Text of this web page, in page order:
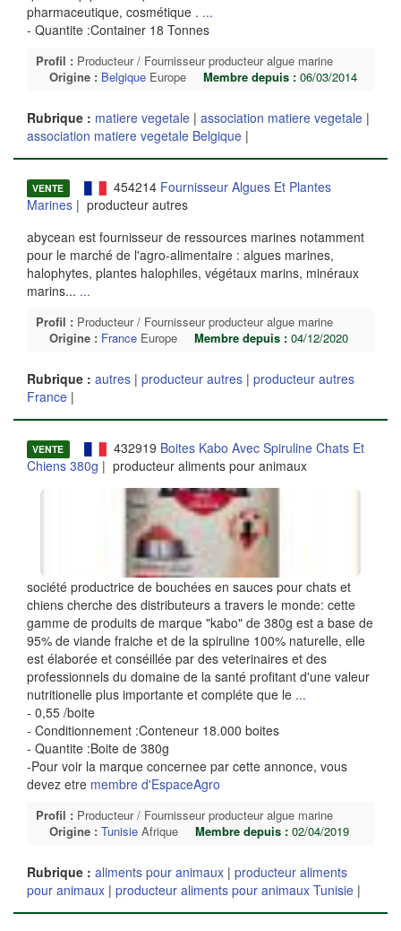
pharmaceutique, cosmétique . ...
- Quantite :Container 18 Tonnes
Profil : Producteur / Fournisseur producteur algue marine
Origine : Belgique Europe Membre depuis : 06/03/2014
Rubrique : matiere vegetale | association matiere vegetale |
association matiere vegetale Belgique |
VENTE 454214 Fournisseur Algues Et Plantes
Marines | producteur autres
abycean est fournisseur de ressources marines notamment
pour le marché de l'agro-alimentaire : algues marines,
halophytes, plantes halophiles, végétaux marins, minéraux
marins... ...
Profil : Producteur / Fournisseur producteur algue marine
Origine : France Europe Membre depuis : 04/12/2020
Rubrique : autres | producteur autres | producteur autres
France |
VENTE 432919 Boites Kabo Avec Spiruline Chats Et
Chiens 380g | producteur aliments pour animaux
société productrice de bouchées en sauces pour chats et
chiens cherche des distributeurs a travers le monde: cette
gamme de produits de marque "kabo" de 380g est a base de
95% de viande fraiche et de la spiruline 100% naturelle, elle
est élaborée et conséillée par des veterinaires et des
professionnels du domaine de la santé profitant d'une valeur
nutritionelle plus importante et compléte que le ...
- 0,55 /boite
- Conditionnement :Conteneur 18.000 boites
- Quantite :Boite de 380g
-Pour voir la marque concernee par cette annonce, vous
devez etre membre d'EspaceAgro
Profil : Producteur / Fournisseur producteur algue marine
Origine : Tunisie Afrique Membre depuis : 02/04/2019
Rubrique : aliments pour animaux | producteur aliments
pour animaux | producteur aliments pour animaux Tunisie |